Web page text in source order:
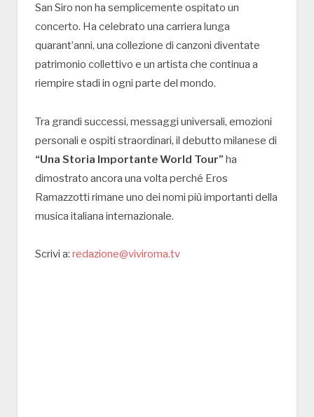
San Siro non ha semplicemente ospitato un
concerto. Ha celebrato una carriera lunga
quarant’anni, una collezione di canzoni diventate
patrimonio collettivo e un artista che continua a
riempire stadi in ogni parte del mondo.
Tra grandi successi, messaggi universali, emozioni
personali e ospiti straordinari, il debutto milanese di
“Una Storia Importante World Tour” ha
dimostrato ancora una volta perché Eros
Ramazzotti rimane uno dei nomi più importanti della
musica italiana internazionale.
Scrivi a: redazione@viviroma.tv